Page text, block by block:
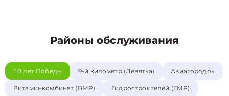
Районы обслуживания
40 лет Победы 9-й километр (Девятка) Авиагородок
Витаминкомбинат (ВМР) Гидростроителей (ГМР)